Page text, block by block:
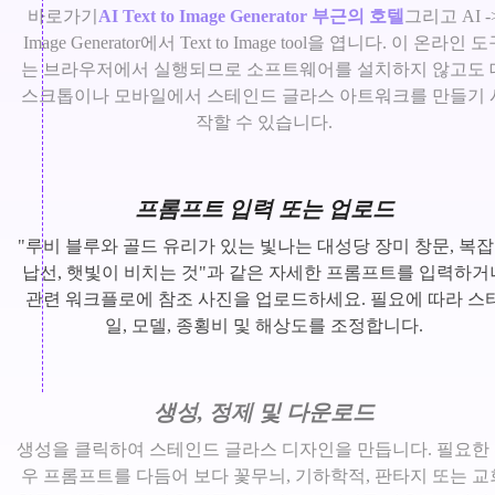
바로가기 AI Text to Image Generator 부근의 호텔 그리고 AI -
Image Generator에서 Text to Image tool을 엽니다. 이 온라인 도
는 브라우저에서 실행되므로 소프트웨어를 설치하지 않고도
스크톱이나 모바일에서 스테인드 글라스 아트워크를 만들기
작할 수 있습니다.
프롬프트 입력 또는 업로드
"루비 블루와 골드 유리가 있는 빛나는 대성당 장미 창문, 복
납선, 햇빛이 비치는 것"과 같은 자세한 프롬프트를 입력하거
관련 워크플로에 참조 사진을 업로드하세요. 필요에 따라 스
일, 모델, 종횡비 및 해상도를 조정합니다.
생성, 정제 및 다운로드
생성을 클릭하여 스테인드 글라스 디자인을 만듭니다. 필요한
우 프롬프트를 다듬어 보다 꽃무늬, 기하학적, 판타지 또는 교